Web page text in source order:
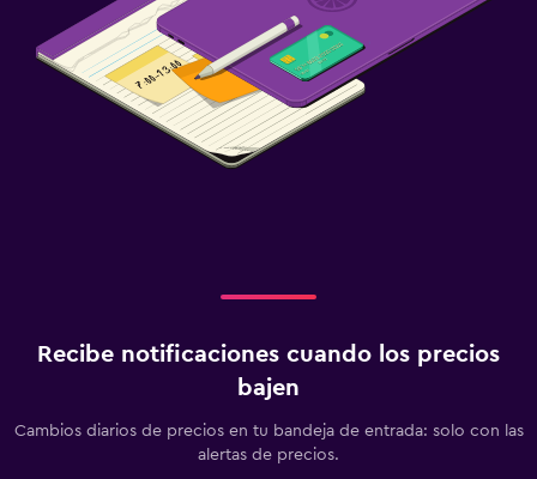
Recibe notificaciones cuando los precios
bajen
Cambios diarios de precios en tu bandeja de entrada: solo con las
alertas de precios.